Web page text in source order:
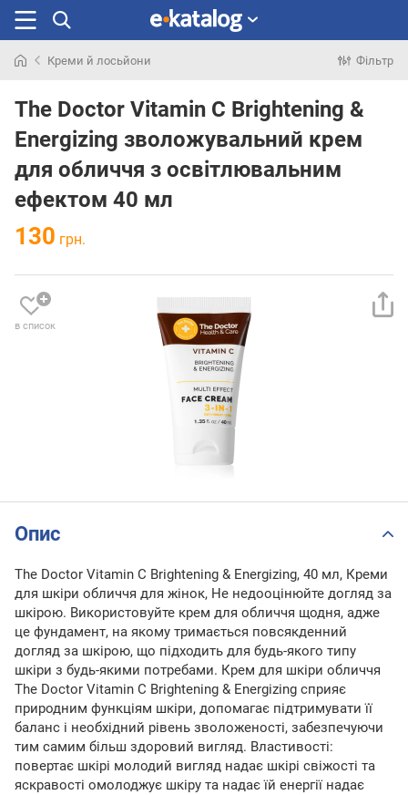
раніше
Креми й лосьйони Фільтр
The Doctor Vitamin C Brightening &
Energizing зволожувальний крем
для обличчя з освітлювальним
ефектом 40 мл
130 грн.
в список
Опис
The Doctor Vitamin C Brightening & Energizing, 40 мл, Креми
для шкіри обличчя для жінок, Не недооцінюйте догляд за
шкірою. Використовуйте крем для обличчя щодня, адже
це фундамент, на якому тримається повсякденний
догляд за шкірою, що підходить для будь-якого типу
шкіри з будь-якими потребами. Крем для шкіри обличчя
The Doctor Vitamin C Brightening & Energizing сприяє
природним функціям шкіри, допомагає підтримувати її
баланс і необхідний рівень зволоженості, забезпечуючи
тим самим більш здоровий вигляд. Властивості:
повертає шкірі молодий вигляд надає шкірі свіжості та
яскравості омолоджує шкіру та надає їй енергії надає